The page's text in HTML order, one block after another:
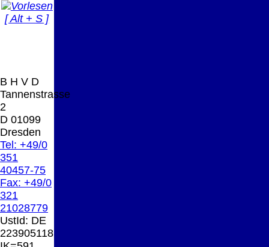
[ Alt + S ]
B H V D
Tannenstrasse
2
D 01099
Dresden
Tel: +49/0
351
40457-75
Fax: +49/0
321
21028779
UstId: DE
223905118